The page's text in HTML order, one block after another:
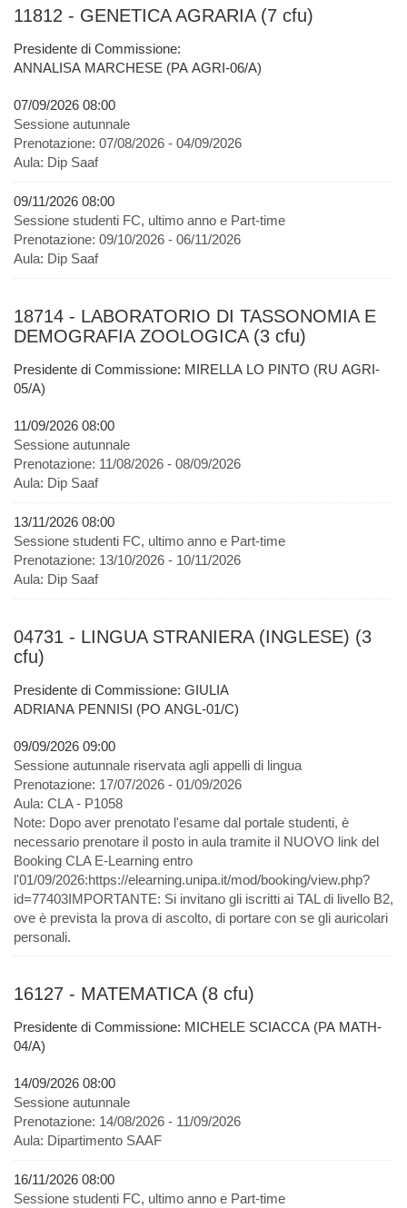
11812 - GENETICA AGRARIA (7 cfu)
Presidente di Commissione:
ANNALISA MARCHESE (PA AGRI-06/A)
07/09/2026 08:00
Sessione autunnale
Prenotazione: 07/08/2026 - 04/09/2026
Aula: Dip Saaf
09/11/2026 08:00
Sessione studenti FC, ultimo anno e Part-time
Prenotazione: 09/10/2026 - 06/11/2026
Aula: Dip Saaf
18714 - LABORATORIO DI TASSONOMIA E
DEMOGRAFIA ZOOLOGICA (3 cfu)
Presidente di Commissione: MIRELLA LO PINTO (RU AGRI-
05/A)
11/09/2026 08:00
Sessione autunnale
Prenotazione: 11/08/2026 - 08/09/2026
Aula: Dip Saaf
13/11/2026 08:00
Sessione studenti FC, ultimo anno e Part-time
Prenotazione: 13/10/2026 - 10/11/2026
Aula: Dip Saaf
04731 - LINGUA STRANIERA (INGLESE) (3
cfu)
Presidente di Commissione: GIULIA
ADRIANA PENNISI (PO ANGL-01/C)
09/09/2026 09:00
Sessione autunnale riservata agli appelli di lingua
Prenotazione: 17/07/2026 - 01/09/2026
Aula: CLA - P1058
Note: Dopo aver prenotato l'esame dal portale studenti, è
necessario prenotare il posto in aula tramite il NUOVO link del
Booking CLA E-Learning entro
l'01/09/2026:https://elearning.unipa.it/mod/booking/view.php?
id=77403IMPORTANTE: Si invitano gli iscritti ai TAL di livello B2,
ove è prevista la prova di ascolto, di portare con se gli auricolari
personali.
16127 - MATEMATICA (8 cfu)
Presidente di Commissione: MICHELE SCIACCA (PA MATH-
04/A)
14/09/2026 08:00
Sessione autunnale
Prenotazione: 14/08/2026 - 11/09/2026
Aula: Dipartimento SAAF
16/11/2026 08:00
Sessione studenti FC, ultimo anno e Part-time